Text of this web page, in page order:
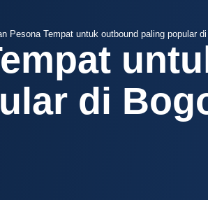
Pesona Tempat untuk outbound paling popular
di